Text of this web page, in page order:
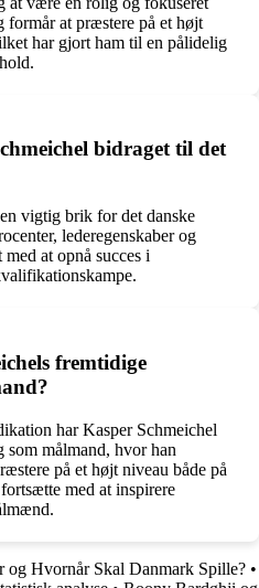
formår at præstere på et højt
har gjort ham til en pålidelig
bidraget til det
vigtig brik for det danske
lederegenskaber og
at opnå succes i
fremtidige
har Kasper Schmeichel
som målmand, hvor han
på et højt niveau både på
med at inspirere
Hvornår Skal Danmark Spille? •